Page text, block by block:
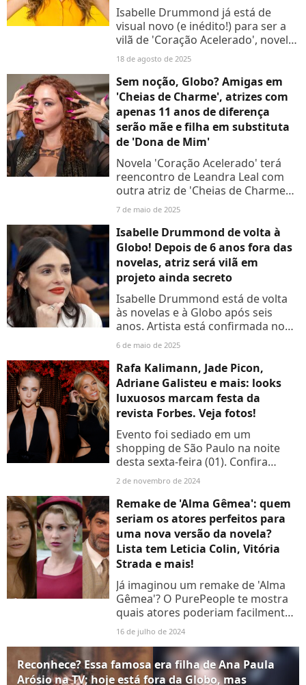
Isabelle Drummond já está de
visual novo (e inédito!) para ser a
vilã de 'Coração Acelerado', novela
das sete que estreia em janeiro de
2026 no lugar de 'Dona de Mim'.
Atriz adotou...
18 de agosto de 2025
Sem noção, Globo? Amigas em
'Cheias de Charme', atrizes com
apenas 11 anos de diferença
serão mãe e filha em substituta
de 'Dona de Mim'
Novela 'Coração Acelerado' terá
reencontro de Leandra Leal com
outra atriz de 'Cheias de Charme
em papéis de mãe e filha
7 de maio de 2025
Isabelle Drummond de volta à
Globo! Depois de 6 anos fora das
novelas, atriz será vilã em
projeto ainda secreto
Isabelle Drummond está de volta
às novelas e à Globo após seis
anos. Artista está confirmada no
elenco da próxima trama das sete
6 de maio de 2025
Rafa Kalimann, Jade Picon,
Adriane Galisteu e mais: looks
luxuosos marcam festa da
revista Forbes. Veja fotos!
Evento foi sediado em um
shopping de São Paulo na noite
desta sexta-feira (01). Confira
imagens da 'Forbes, the Party' na
2 de novembro de 2024
Remake de 'Alma Gêmea': quem
seriam os atores perfeitos para
uma nova versão da novela?
Lista tem Leticia Colin, Vitória
Strada e mais!
Já imaginou um remake de 'Alma
Gêmea'? O PurePeople te mostra
quais atores poderiam facilmente
ser escalados em uma nova versão
da novela!
16 de julho de 2024
Reconhece? Essa famosa era filha de Ana Paula
Arósio na TV; hoje está fora da Globo, mas